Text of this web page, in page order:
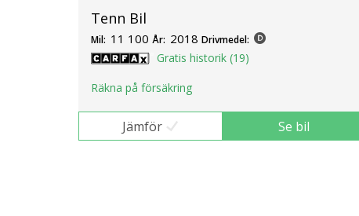
Tenn Bil
Mil: 11 100 År: 2018 Drivmedel:
Gratis historik (19)
Räkna på försäkring
Jämför Se bil